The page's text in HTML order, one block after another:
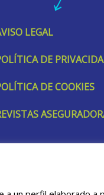
LEGAL
DE
DE COOKIES